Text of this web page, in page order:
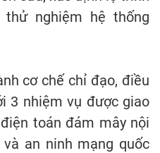
nghiệm hệ thống
cơ chế chỉ đạo, điều
3 nhiệm vụ được giao
toán đám mây nội
an ninh mạng quốc